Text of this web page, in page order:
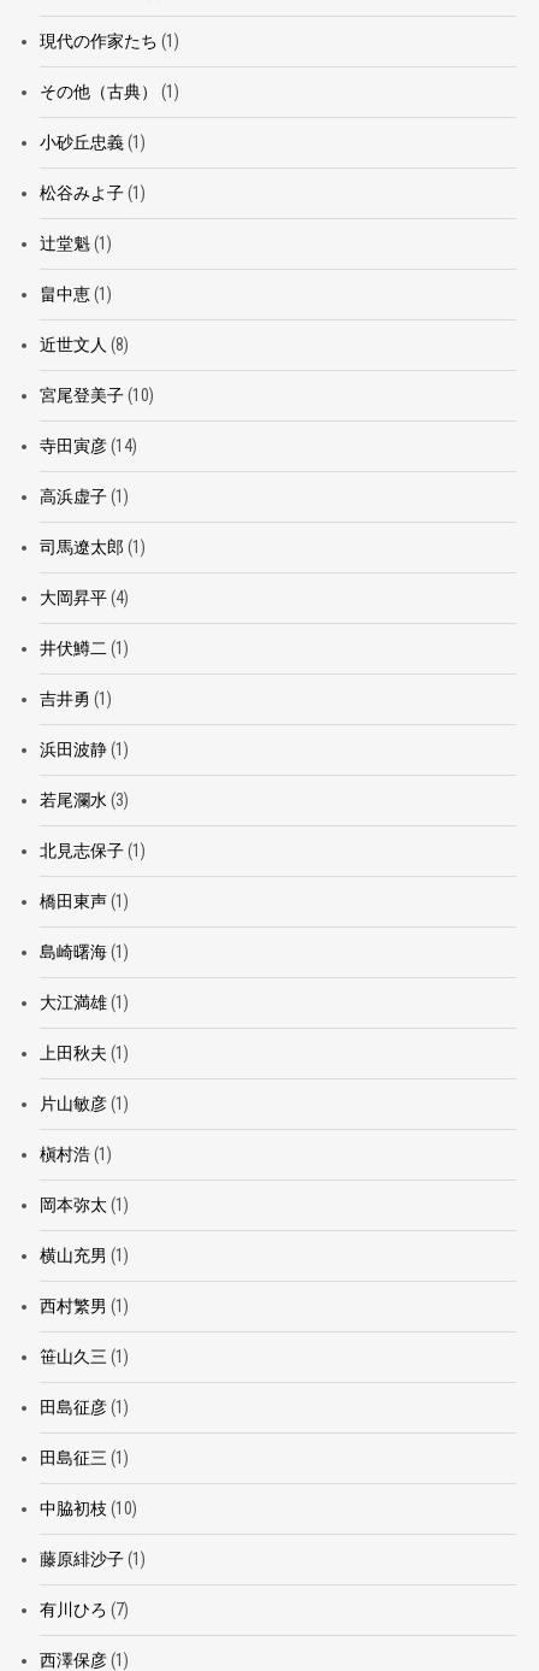
現代の作家たち (1)
その他（古典） (1)
小砂丘忠義(1)
松谷みよ子(1)
辻堂魁(1)
畠中恵(1)
近世文人 (8)
宮尾登美子(10)
寺田寅彦(14)
高浜虚子(1)
司馬遼太郎 (1)
大岡昇平(4)
井伏鱒二 (1)
吉井勇 (1)
浜田波静(1)
若尾瀾水 (3)
北見志保子(1)
橋田東声(1)
島崎曙海(1)
大江満雄(1)
上田秋夫 (1)
片山敏彦(1)
槇村浩(1)
岡本弥太 (1)
横山充男 (1)
西村繁男 (1)
笹山久三 (1)
田島征彦(1)
田島征三 (1)
中脇初枝 (10)
藤原緋沙子(1)
有川ひろ (7)
西澤保彦(1)